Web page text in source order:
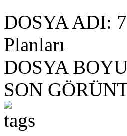
DOSYA ADI:
Planları
DOSYA
SON